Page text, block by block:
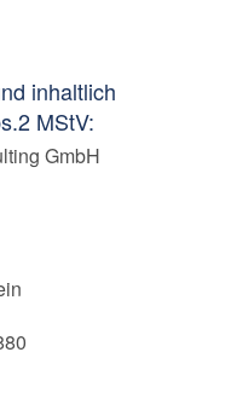
inhaltlich
MStV:
GmbH